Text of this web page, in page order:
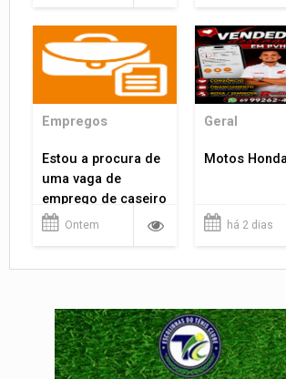
Empregos
Estou a procura de
uma vaga de
emprego de caseiro
em porto velho
Ontem
Geral
Motos
há 2 dias